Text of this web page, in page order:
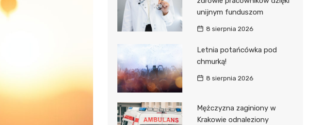
unijnym funduszom
8 sierpnia 2026
Letnia potańcówka pod
chmurką!
8 sierpnia 2026
Mężczyzna zaginiony w
Krakowie odnaleziony